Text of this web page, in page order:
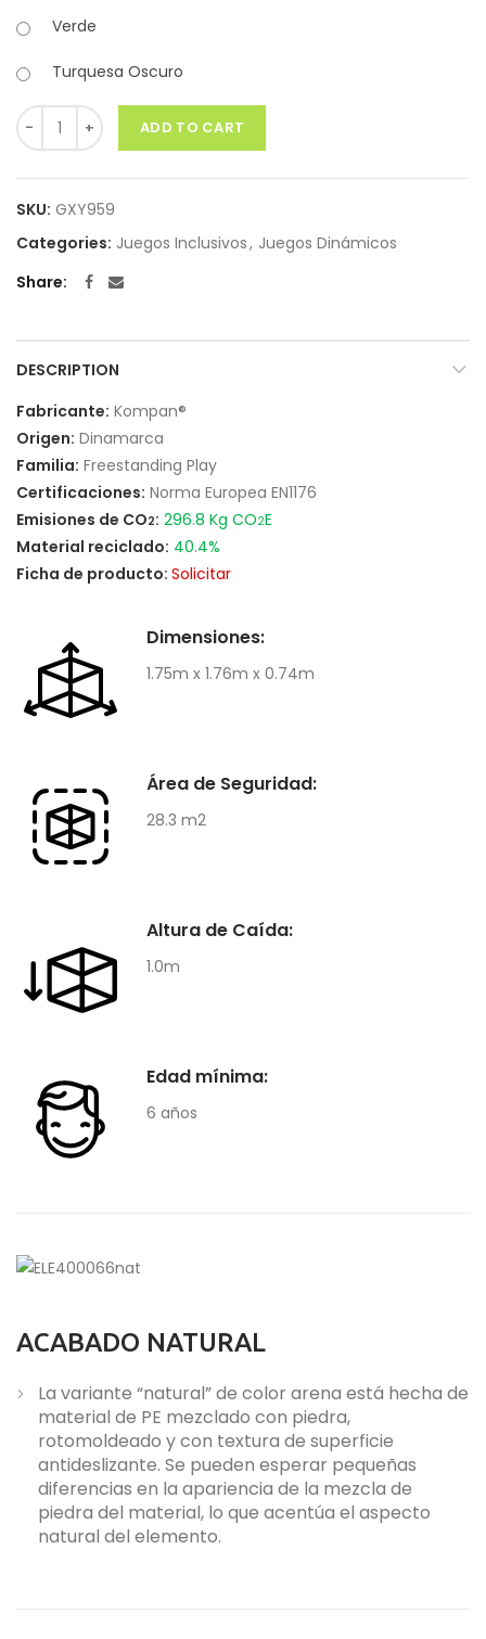
Verde
Turquesa Oscuro
Quantity
ADD TO CART
SKU: GXY959
Categories: Juegos Inclusivos, Juegos Dinámicos
Share
DESCRIPTION
Fabricante: Kompan®
Origen: Dinamarca
Familia: Freestanding Play
Certificaciones: Norma Europea EN1176
Emisiones de CO2: 296.8 Kg CO2E
Material reciclado: 40.4%
Ficha de producto: Solicitar
Dimensiones:
1.75m x 1.76m x 0.74m
Área de Seguridad:
28.3 m2
Altura de Caída:
1.0m
Edad mínima:
6 años
ACABADO NATURAL
La variante “natural” de color arena está hecha de
material de PE mezclado con piedra,
rotomoldeado y con textura de superficie
antideslizante. Se pueden esperar pequeñas
diferencias en la apariencia de la mezcla de
piedra del material, lo que acentúa el aspecto
natural del elemento.